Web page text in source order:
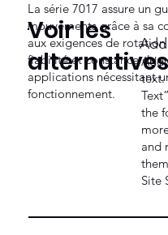
La série 7017 assure un
mouvements grâce à sa
aux exigences de
fiabilité et constance de
applications nécessitant
fonctionnement.
Voir les
alternatives
Add
text.
the
and
Site